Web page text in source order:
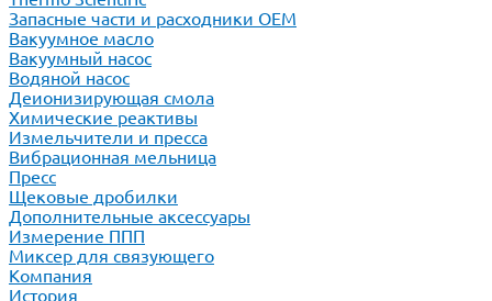
Запасные части и расходники ОЕМ
Вакуумное масло
Вакуумный насос
Водяной насос
Деионизирующая смола
Химические реактивы
Измельчители и пресса
Вибрационная мельница
Пресс
Щековые дробилки
Дополнительные аксессуары
Измерение ППП
Миксер для связующего
Компания
История